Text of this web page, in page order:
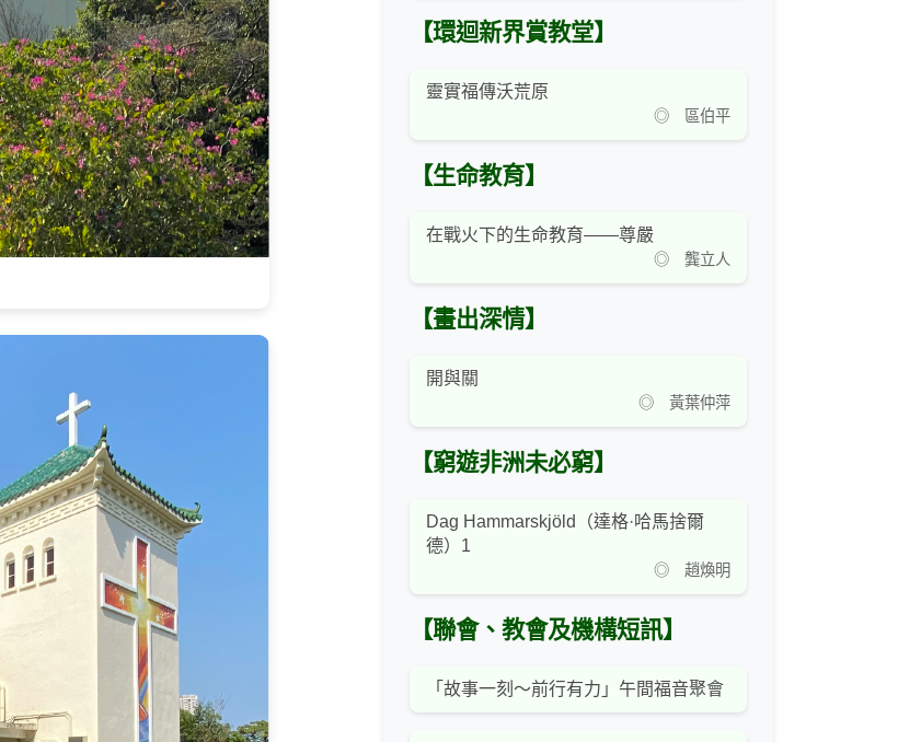
【環迴新界賞教堂】
靈實福傳沃荒原
◎ 區伯平
【生命教育】
在戰火下的生命教育——尊嚴
◎ 龔立人
【畫出深情】
開與關
◎ 黃葉仲萍
【窮遊非洲未必窮】
Dag Hammarskjöld（達格·哈馬捨爾
德）1
◎ 趙煥明
【聯會、教會及機構短訊】
「故事一刻～前行有力」午間福音聚會